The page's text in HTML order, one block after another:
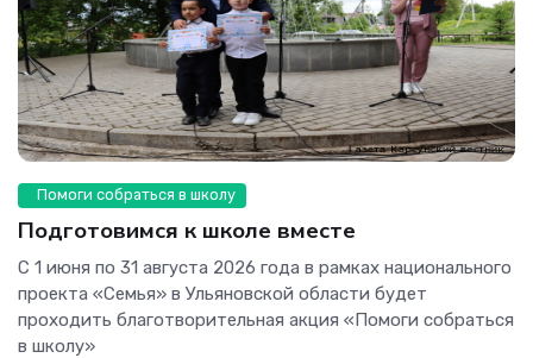
Помоги собраться в школу
Подготовимся к школе вместе
С 1 июня по 31 августа 2026 года в рамках национального
проекта «Семья» в Ульяновской области будет
проходить благотворительная акция «Помоги собраться
в школу»